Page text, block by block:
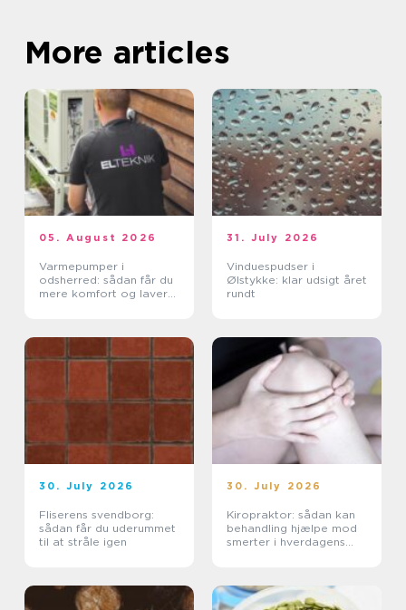
More articles
05. August 2026
Varmepumper i
odsherred: sådan får du
mere komfort og lavere
31. July 2026
Vinduespudser i
Ølstykke: klar udsigt året
rundt
30. July 2026
Fliserens svendborg:
sådan får du uderummet
til at stråle igen
30. July 2026
Kiropraktor: sådan kan
behandling hjælpe mod
smerter i hverdagens